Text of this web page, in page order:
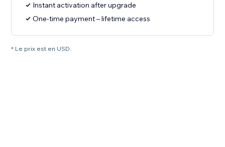
Instant activation after upgrade
One-time payment – lifetime access
* Le prix est en USD.